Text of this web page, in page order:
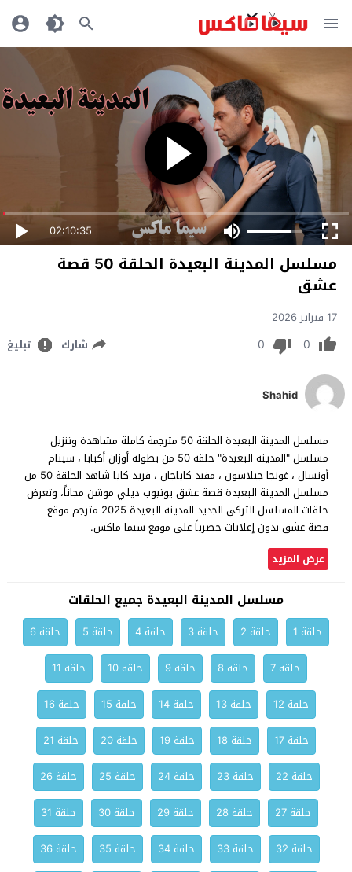
02:10:35
مسلسل المدينة البعيدة الحلقة 50 قصة
عشق
17 فبراير 2026
0
0 شارك تبليغ
Shahid
مسلسل المدينة البعيدة الحلقة 50 مترجمة كاملة مشاهدة وتنزيل
مسلسل "المدينة البعيدة" حلقة 50 من بطولة أوزان أكبابا ، سينام
أونسال ، غونجا جيلاسون ، مفيد كاياجان ، فريد كايا شاهد الحلقة 50 من
مسلسل المدينة البعيدة قصة عشق يوتيوب ديلي موشن مجاناً، وتعرض
حلقات المسلسل التركي الجديد المدينة البعيدة 2025 مترجم موقع
قصة عشق بدون إعلانات حصرياً على موقع سيما ماكس.
عرض المزيد
مسلسل المدينة البعيدة جميع الحلقات
حلقة 1 حلقة 2 حلقة 3 حلقة 4 حلقة 5
حلقة 6
حلقة 7
حلقة 8 حلقة 9 حلقة 10
حلقة 11
حلقة 12
حلقة 13 حلقة 14 حلقة 15
حلقة 16
حلقة 17
حلقة 18 حلقة 19 حلقة 20
حلقة 21
حلقة 22
حلقة 23 حلقة 24 حلقة 25
حلقة 26
حلقة 27
حلقة 28 حلقة 29 حلقة 30
حلقة 31
حلقة 32
حلقة 33 حلقة 34 حلقة 35
حلقة 36